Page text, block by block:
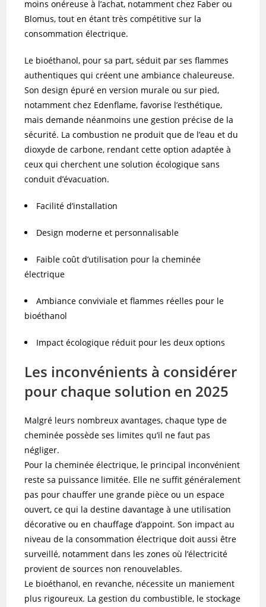
moins onéreuse à l’achat, notamment chez Faber ou
Blomus, tout en étant très compétitive sur la
consommation électrique.
Le bioéthanol, pour sa part, séduit par ses flammes
authentiques qui créent une ambiance chaleureuse.
Son design épuré en version murale ou sur pied,
notamment chez Edenflame, favorise l’esthétique,
mais demande néanmoins une gestion précise de la
sécurité. La combustion ne produit que de l’eau et du
dioxyde de carbone, rendant cette option adaptée à
ceux qui cherchent une solution écologique sans
conduit d’évacuation.
Facilité d’installation
Design moderne et personnalisable
Faible coût d’utilisation pour la cheminée
électrique
Ambiance conviviale et flammes réelles pour le
bioéthanol
Impact écologique réduit pour les deux options
Les inconvénients à considérer
pour chaque solution en 2025
Malgré leurs nombreux avantages, chaque type de
cheminée possède ses limites qu’il ne faut pas
négliger.
Pour la cheminée électrique, le principal inconvénient
reste sa puissance limitée. Elle ne suffit généralement
pas pour chauffer une grande pièce ou un espace
ouvert, ce qui la destine davantage à une utilisation
décorative ou en chauffage d’appoint. Son impact au
niveau de la consommation électrique doit aussi être
surveillé, notamment dans les zones où l’électricité
provient de sources non renouvelables.
Le bioéthanol, en revanche, nécessite un maniement
plus rigoureux. La gestion du combustible, le stockage